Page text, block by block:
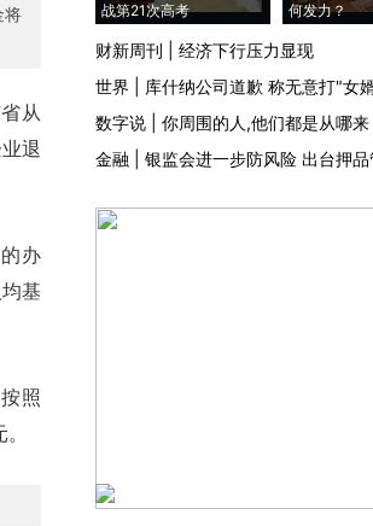
将
从
退
办
基
照
战第21次高考
何发力？
财新周刊
经济下行压力显现
世界
库什纳公司道歉 称无意打"女
数字说
你周围的人,他们都是从哪来
金融
银监会进一步防风险 出台押品